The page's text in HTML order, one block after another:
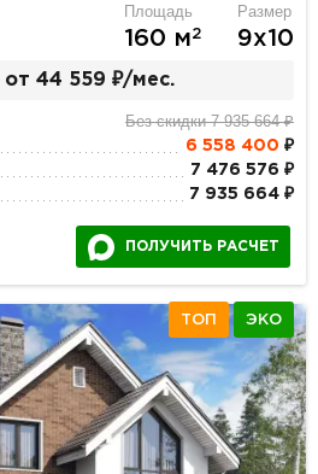
Площадь
160 м2
Размер
9х10
от 44 559 ₽/мес.
Без скидки 7 935 664 ₽
6 558 400 ₽
7 476 576 ₽
7 935 664 ₽
ПОЛУЧИТЬ РАСЧЕТ
ТОП ЭКО